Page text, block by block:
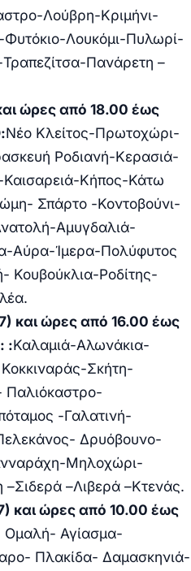
Λούβρη-Κριμήνι-
Λουκόμι-Πυλωρί-
Πανάρετη –
ώρες από 18.00 έως
:Νέο Κλείτος-Πρωτοχώρι-
Ροδιανή-Κερασιά-
Κήπος-Κάτω
Σπάρτο -Κοντοβούνι-
Αμυγδαλιά-
Αύρα-Ίμερα-Πολύφυτος
Κουβούκλια-Ροδίτης-
και ώρες από 16.00 έως
:Καλαμιά-Αλωνάκια-
Σκήτη-
Παλιόκαστρο-
-Γαλατινή-
Δρυόβουνο-
Μηλοχώρι-
–Σιδερά –Λιβερά –Κτενάς.
και ώρες από 10.00 έως
Ομαλή- Αγίασμα-
Πλακίδα- Δαμασκηνιά-